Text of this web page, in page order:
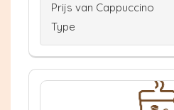
Prijs van Cappuccino
Type